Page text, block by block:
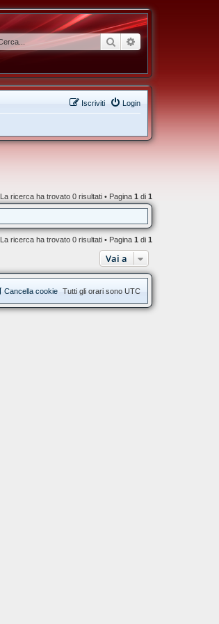
Cerca Ricerca avanzata
Login
Iscriviti
La ricerca ha trovato 0 risultati • Pagina 1 di 1
La ricerca ha trovato 0 risultati • Pagina 1 di 1
Vai a
Tutti gli orari sono UTC
Cancella cookie